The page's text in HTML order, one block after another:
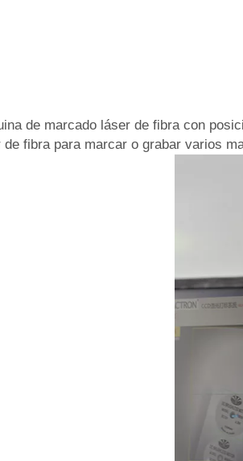
de marcado láser de fibra con
de fibra para marcar o grabar varios